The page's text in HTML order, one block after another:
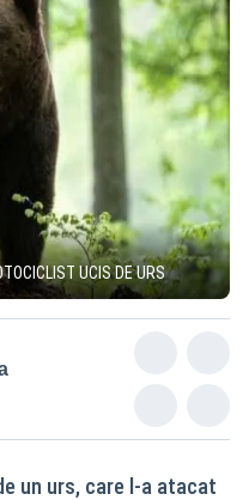
UCIS DE URS
un urs, care l-a atacat